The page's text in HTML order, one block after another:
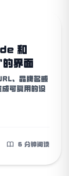
和
界面
、品牌名或
可复用的设
6 分钟阅读